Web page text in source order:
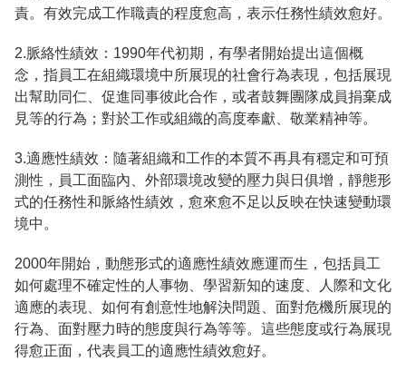
責。有效完成工作職責的程度愈高，表示任務性績效愈好。
2.脈絡性績效：1990年代初期，有學者開始提出這個概
念，指員工在組織環境中所展現的社會行為表現，包括展現
出幫助同仁、促進同事彼此合作，或者鼓舞團隊成員捐棄成
見等的行為；對於工作或組織的高度奉獻、敬業精神等。
3.適應性績效：隨著組織和工作的本質不再具有穩定和可預
測性，員工面臨內、外部環境改變的壓力與日俱增，靜態形
式的任務性和脈絡性績效，愈來愈不足以反映在快速變動環
境中。
2000年開始，動態形式的適應性績效應運而生，包括員工
如何處理不確定性的人事物、學習新知的速度、人際和文化
適應的表現、如何有創意性地解決問題、面對危機所展現的
行為、面對壓力時的態度與行為等等。這些態度或行為展現
得愈正面，代表員工的適應性績效愈好。